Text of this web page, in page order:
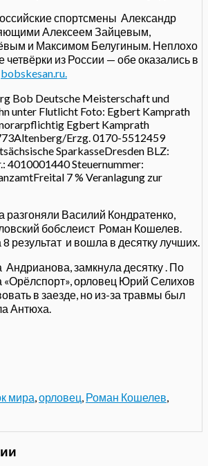
спортсмены Александр
Алексеем Зайцевым,
и Максимом Белугиным. Неплохо
четвёрки из России — обе оказались в
bobskesan.ru.
разгоняли Василий Кондратенко,
бобслеист Роман Кошелев.
результат и вошла в десятку лучших.
замкнула десятку . По
орловец Юрий Селихов
в заезде, но из-за травмы был
Антюха.
мира орловец Роман Кошелев